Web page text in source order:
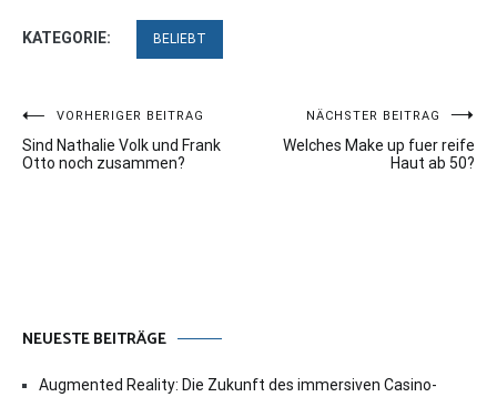
KATEGORIE: BELIEBT
Beitragsnavigation
VORHERIGER BEITRAG
Sind Nathalie Volk und Frank
Otto noch zusammen?
NÄCHSTER BEITRAG
Welches Make up fuer reife
Haut ab 50?
NEUESTE BEITRÄGE
Augmented Reality: Die Zukunft des immersiven Casino-